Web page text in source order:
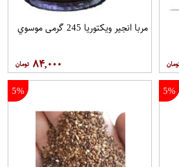
مربا انجیر ویکتوریا 245 گرمی موسوي
۸۴,۰۰۰
5%
5%